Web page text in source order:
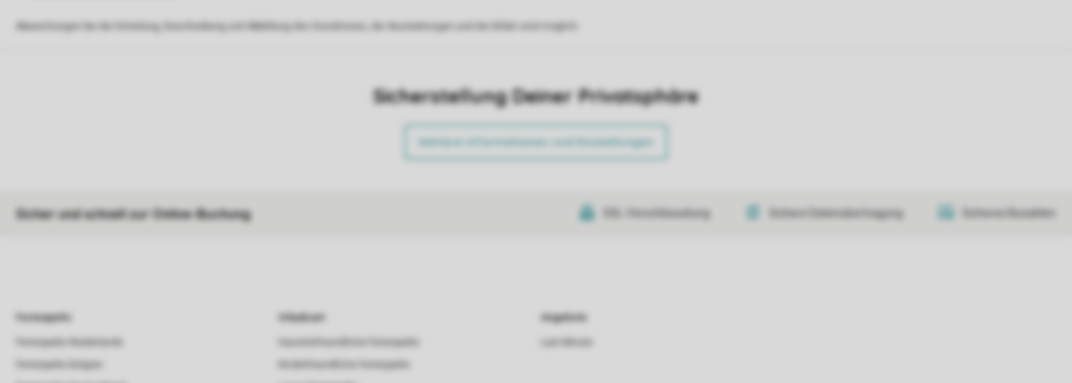
Sicherstellung Deiner Privatsphäre
Weitere Informationen und Einstellungen
Sicher und schnell zur Online-Buchung SSL-Verschlüsselung Sichere Datenübertragung Sicheres Bezahlen
Ferienparks Urlaubsart Angebote